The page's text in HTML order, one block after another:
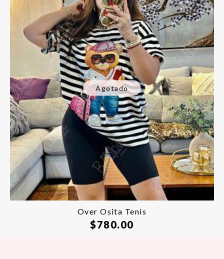
Agotado
Over Osita Tenis
$780.00